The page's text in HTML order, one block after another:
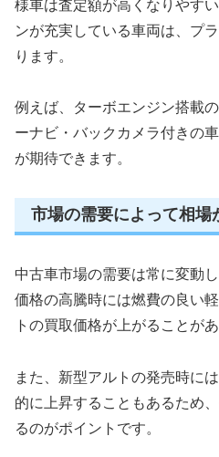
様車は査定額が高くなりやす
ンが充実している車両は、プ
ります。
例えば、ターボエンジン搭載
ーナビ・バックカメラ付きの
が期待できます。
市場の需要によって相場
中古車市場の需要は常に変動
価格の高騰時には燃費の良い
トの買取価格が上がることがあ
また、新型アルトの発売時に
的に上昇することもあるため
るのがポイントです。